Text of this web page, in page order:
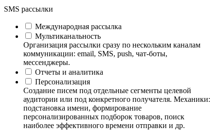
SMS рассылки
Международная рассылка
Мультиканальность
Организация рассылки сразу по нескольким каналам
коммуникации: email, SMS, push, чат-боты,
мессенджеры.
Отчеты и аналитика
Персонализация
Создание писем под отдельные сегменты целевой
аудитории или под конкретного получателя. Механики:
подстановка имени, формирование
персонализированных подборок товаров, поиск
наиболее эффективного времени отправки и др.